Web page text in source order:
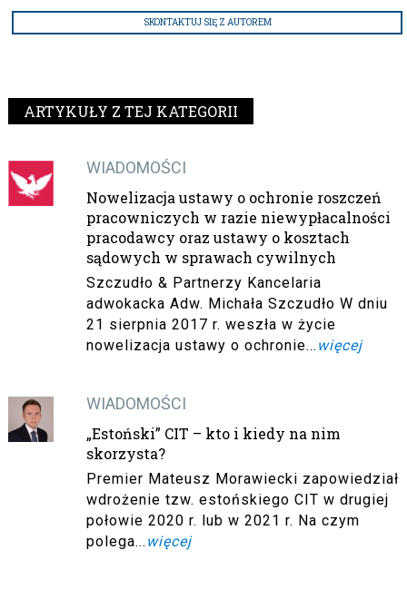
SKONTAKTUJ SIĘ Z AUTOREM
ARTYKUŁY Z TEJ KATEGORII
WIADOMOŚCI
Nowelizacja ustawy o ochronie roszczeń
pracowniczych w razie niewypłacalności
pracodawcy oraz ustawy o kosztach
sądowych w sprawach cywilnych
Szczudło & Partnerzy Kancelaria
adwokacka Adw. Michała Szczudło W dniu
21 sierpnia 2017 r. weszła w życie
nowelizacja ustawy o ochronie... więcej
WIADOMOŚCI
„Estoński” CIT – kto i kiedy na nim
skorzysta?
Premier Mateusz Morawiecki zapowiedział
wdrożenie tzw. estońskiego CIT w drugiej
połowie 2020 r. lub w 2021 r. Na czym
polega... więcej